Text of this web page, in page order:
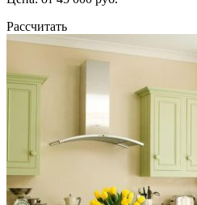
Рассчитать